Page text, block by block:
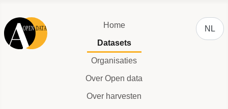
Home
Datasets
Organisaties
Over Open data
Over harvesten
NL